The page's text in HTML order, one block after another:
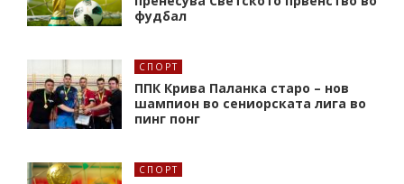
фудбал
СПОРТ
ППК Крива Паланка старо – нов
шампион во сениорската лига во
пинг понг
СПОРТ